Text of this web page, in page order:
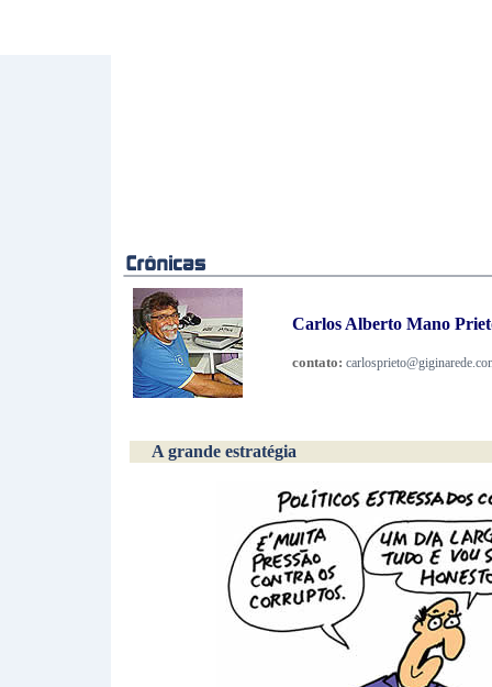
Carlos Alberto Mano
contato:
A grande estratégia